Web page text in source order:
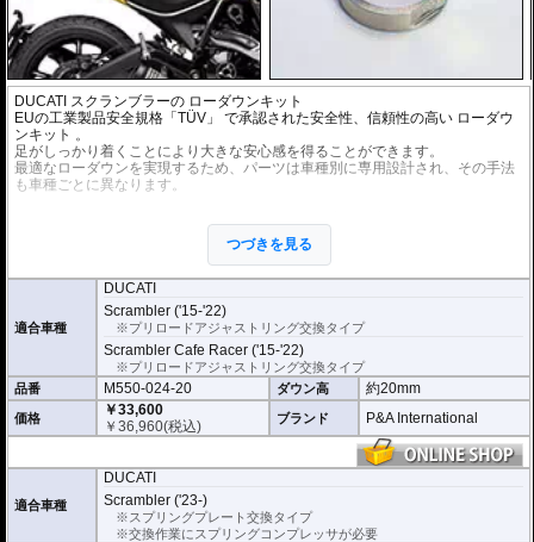
DUCATI スクランブラーの ローダウンキット
EUの工業製品安全規格「TÜV」 で承認された安全性、信頼性の高い ローダウ
ンキット 。
足がしっかり着くことにより大きな安心感を得ることができます。
最適なローダウンを実現するため、パーツは車種別に専用設計され、その手法
も車種ごとに異なります。
お勧めいたします。(ショートサイドスタンドはお客様にてご用意ください。)
※ダウンする高さによっては、センタースタンドが使用できない、または、取
り外さなくてはいけない場合があります。
※写真は同系ローダウンパーツの代表写真です。実際の商品とは異なる場合が
※フロントフォークの突き出し量を合わせて調整することをお勧めします。(調
整可能な車種の場合。推奨調整値はマニュアルに記載)
※安全に関する重要なパーツの為、プロショップによる取付を行ってくださ
い。個人でお取付の場合、弊社ではいかなる事象においてその責を負うことが
できません。
つづきを見る
適合車種
DUCATI
Scrambler ('15-'22)
※プリロードアジャストリング交換タイプ
Scrambler Cafe Racer ('15-'22)
※プリロードアジャストリング交換タイプ
品番
M550-024-20 ダウン高 約20mm
価格
￥33,600
￥36,960(税込) ブランド P&A International
適合車種
DUCATI
Scrambler ('23-)
※スプリングプレート交換タイプ
※交換作業にスプリングコンプレッサが必要